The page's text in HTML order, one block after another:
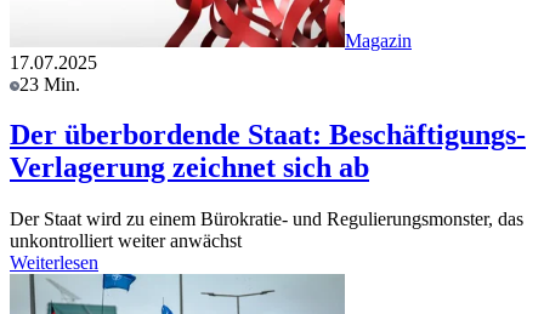
Magazin
17.07.2025
23 Min.
Der überbordende Staat: Beschäftigungs-
Verlagerung zeichnet sich ab
Der Staat wird zu einem Bürokratie- und Regulierungsmonster, das
unkontrolliert weiter anwächst
Weiterlesen